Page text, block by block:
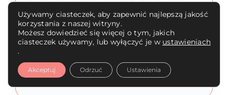
typowo rodzinny aczkolwiek dorośli
miłośnicy wodnych atrakcji będą się tutaj
Czytaj dalej
Używamy ciasteczek, aby zapewnić najlepszą jakość
korzystania z naszej witryny.
Możesz dowiedzieć się więcej o tym, jakich
ciasteczek używamy, lub wyłączyć je w ustawieniach
.
Akceptuj Odrzuć Ustawienia